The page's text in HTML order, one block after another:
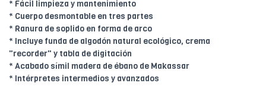
* Fácil limpieza y mantenimiento
* Cuerpo desmontable en tres partes
* Ranura de soplido en forma de arco
* Incluye funda de algodón natural ecológico, crema
"recorder" y tabla de digitación
* Acabado símil madera de ébano de Makassar
* Intérpretes intermedios y avanzados